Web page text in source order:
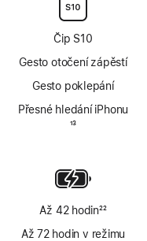
Čip S10
Gesto otočení zápěstí
Gesto poklepání
Přesné hledání iPhonu
Poznámka
13
Až 42 hodin22
Až 72 hodin v režimu